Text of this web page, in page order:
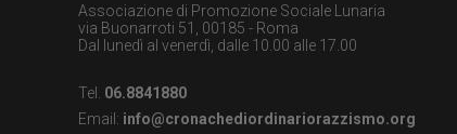
Associazione di Promozione Sociale Lunaria
via Buonarroti 51, 00185 - Roma
Dal lunedì al venerdì, dalle 10.00 alle 17.00
Tel. 06.8841880
Email: info@cronachediordinariorazzismo.org